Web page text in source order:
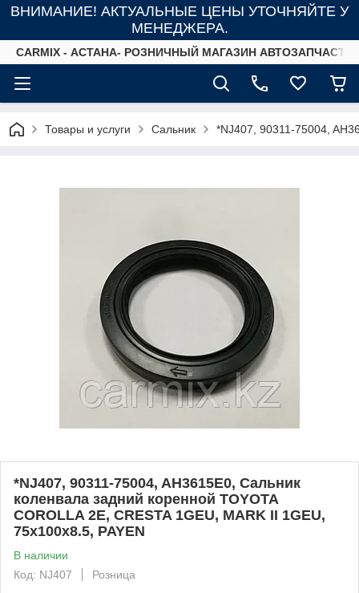
ВНИМАНИЕ! АКТУАЛЬНЫЕ ЦЕНЫ УТОЧНЯЙТЕ У
МЕНЕДЖЕРА.
СARMIX - АСТАНА- РОЗНИЧНЫЙ МАГАЗИН
Товары и услуги Сальник *NJ407, 90311-75004,
*NJ407, 90311-75004, AH3615E0, Сальник
коленвала задний коренной TOYOTA
COROLLA 2E, CRESTA 1GEU, MARK II 1GEU,
75x100x8.5, PAYEN
В наличии
Код: NJ407
Розница